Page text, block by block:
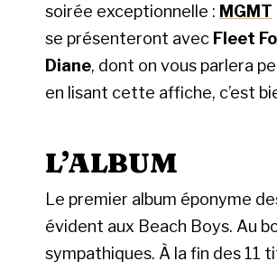
soirée exceptionnelle : MGMT
se présenteront avec Fleet
Diane, dont on vous parlera
en lisant cette affiche, c’est
L’ALBUM
Le premier album éponyme
évident aux Beach Boys. Au
sympathiques. À la fin des 11